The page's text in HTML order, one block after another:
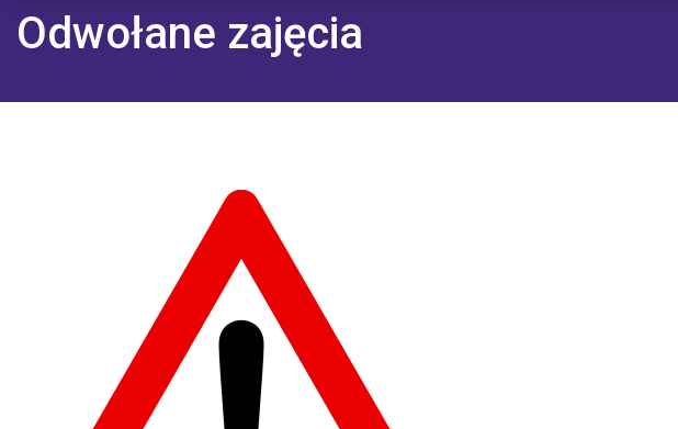
Odwołane zajęcia